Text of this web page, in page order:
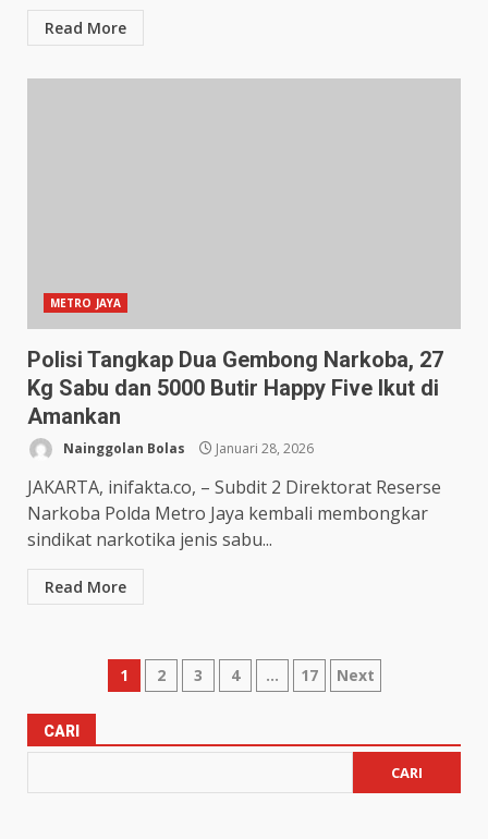
Read More
METRO JAYA
Polisi Tangkap Dua Gembong Narkoba, 27
Kg Sabu dan 5000 Butir Happy Five Ikut di
Amankan
Nainggolan Bolas Januari 28, 2026
JAKARTA, inifakta.co, – Subdit 2 Direktorat Reserse
Narkoba Polda Metro Jaya kembali membongkar
sindikat narkotika jenis sabu...
Read More
1 2 3 4 … 17 Next
CARI
CARI